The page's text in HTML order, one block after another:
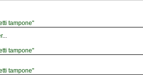
tampone"
...
tampone"
tampone"